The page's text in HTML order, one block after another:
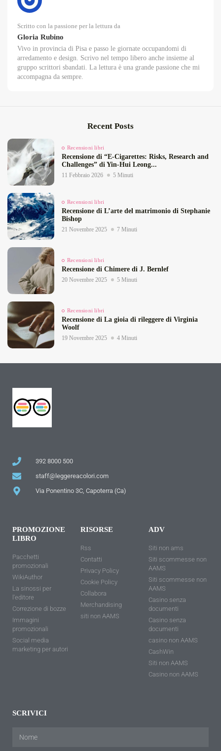
Scritto con la passione per la lettura da
Gloria Rubino
Vivo in provincia di Pisa e passo le giornate occupandomi di
arredamento e design. Scrivo nel tempo libero anche insieme al
gruppo scrittori sbandati. La lettura è una grande passione che mi
accompagna da sempre.
Recent Posts
Recensioni libri
Recensione di “E‑Cigarettes: Risks, Research and
Challenges” di Yin‑Hui Leong...
11 Febbraio 2026 5 Minuti
Recensioni libri
Recensione di L’arte del matrimonio di Stephanie
Bishop
21 Novembre 2025 7 Minuti
Recensioni libri
Recensione di Chimere di J. Bernlef
20 Novembre 2025 5 Minuti
Recensioni libri
Recensione di La gioia di rileggere di Virginia
Woolf
19 Novembre 2025 4 Minuti
392 8000 500
staff@leggereacolori.com
Via Ponentino 3C, Capoterra (Ca)
PROMOZIONE
LIBRO
Pacchetti
promozionali
WikiAuthor
La sinossi per
l'editore
Correzione di bozze
Immagini
promozionali
Social media
marketing per autori
RISORSE
Rss
Contatti
Privacy Policy
Cookie Policy
Collabora
Merchandising
siti non AAMS
ADV
Siti non ams
Siti scommesse non
AAMS
Siti scommesse non
AAMS
Casino senza
documenti
Casino senza
documenti
casino non AAMS
CashWin
Siti non AAMS
Casino non AAMS
SCRIVICI